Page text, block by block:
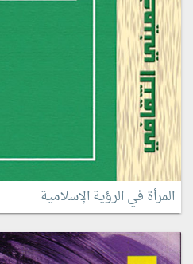
المرأة في الرؤية الإسلامية